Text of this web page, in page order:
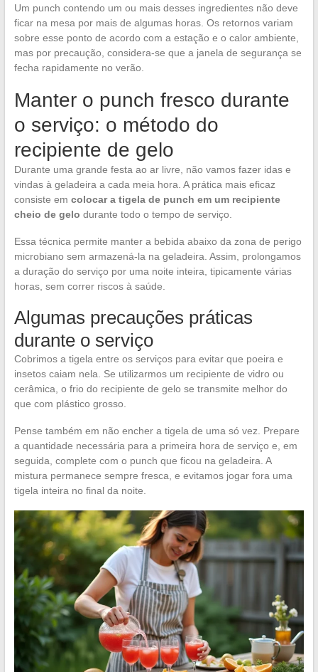
Um punch contendo um ou mais desses ingredientes não deve
ficar na mesa por mais de algumas horas. Os retornos variam
sobre esse ponto de acordo com a estação e o calor ambiente,
mas por precaução, considera-se que a janela de segurança se
fecha rapidamente no verão.
Manter o punch fresco durante
o serviço: o método do
recipiente de gelo
Durante uma grande festa ao ar livre, não vamos fazer idas e
vindas à geladeira a cada meia hora. A prática mais eficaz
consiste em colocar a tigela de punch em um recipiente
cheio de gelo durante todo o tempo de serviço.
Essa técnica permite manter a bebida abaixo da zona de perigo
microbiano sem armazená-la na geladeira. Assim, prolongamos
a duração do serviço por uma noite inteira, tipicamente várias
horas, sem correr riscos à saúde.
Algumas precauções práticas
durante o serviço
Cobrimos a tigela entre os serviços para evitar que poeira e
insetos caiam nela. Se utilizarmos um recipiente de vidro ou
cerâmica, o frio do recipiente de gelo se transmite melhor do
que com plástico grosso.
Pense também em não encher a tigela de uma só vez. Prepare
a quantidade necessária para a primeira hora de serviço e, em
seguida, complete com o punch que ficou na geladeira. A
mistura permanece sempre fresca, e evitamos jogar fora uma
tigela inteira no final da noite.